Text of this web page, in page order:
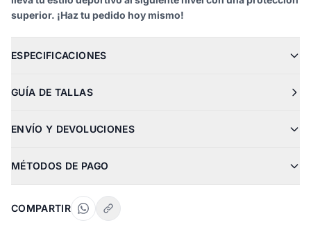
superior. ¡Haz tu pedido hoy mismo!
ESPECIFICACIONES
GUÍA DE TALLAS
ENVÍO Y DEVOLUCIONES
MÉTODOS DE PAGO
COMPARTIR